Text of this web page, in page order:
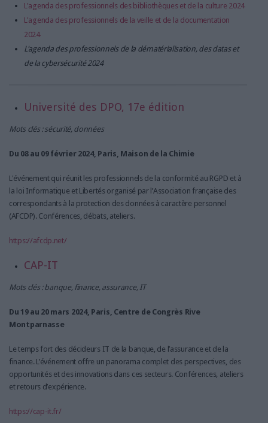
L'agenda des professionnels des bibliothèques et de la culture 2024
L'agenda des professionnels de la veille et de la documentation
2024
L'agenda des professionnels de la dématérialisation, des datas et
de la cybersécurité 2024
Université des DPO, 17e édition
Mots clés : sécurité, données
Du 08 au 09 février 2024, Paris, Maison de la Chimie
L'événement qui réunit les professionnels de la conformité au RGPD et à
la loi Informatique et Libertés organisé par l’Association française des
correspondants à la protection des données à caractère personnel
(AFCDP). Conférences, débats, ateliers.
https://afcdp.net/
CAP-IT
Mots clés : banque, finance, assurance, IT
Du 19 au 20 mars 2024, Paris, Centre de Congrès Rive
Montparnasse
Le temps fort des décideurs IT de la banque, de l’assurance et de la
finance. L’événement offre un panorama complet des perspectives, des
opportunités et des innovations dans ces secteurs. Conférences, ateliers
et retours d’expérience.
https://cap-it.fr/